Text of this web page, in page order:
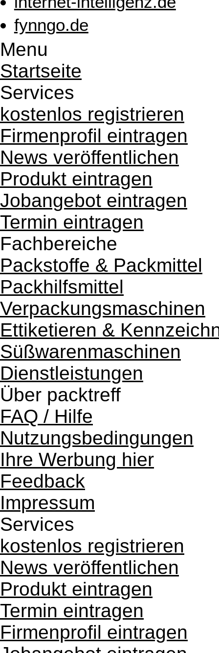
fynngo.de
Menu
Startseite
Services
kostenlos registrieren
Firmenprofil eintragen
News veröffentlichen
Produkt eintragen
Jobangebot eintragen
Termin eintragen
Fachbereiche
Packstoffe & Packmittel
Packhilfsmittel
Verpackungsmaschinen
Ettiketieren &
Süßwarenmaschinen
Dienstleistungen
Über packtreff
FAQ / Hilfe
Nutzungsbedingungen
Ihre Werbung hier
Feedback
Impressum
Services
kostenlos registrieren
News veröffentlichen
Produkt eintragen
Termin eintragen
Firmenprofil eintragen